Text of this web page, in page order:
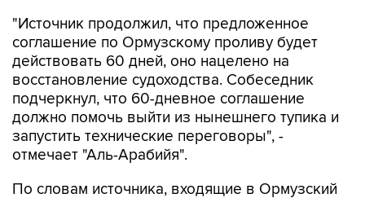
"Источник продолжил, что предложенное
соглашение по Ормузскому проливу будет
действовать 60 дней, оно нацелено на
восстановление судоходства. Собеседник
подчеркнул, что 60-дневное соглашение
должно помочь выйти из нынешнего тупика и
запустить технические переговоры", -
отмечает "Аль-Арабийя".
По словам источника, входящие в Ормузский